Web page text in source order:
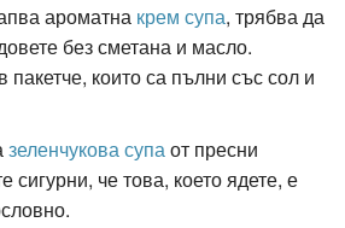
ароматна крем супа, трябва да
без сметана и масло.
пакетче, които са пълни със сол и
зеленчукова супа от пресни
сигурни, че това, което ядете, е